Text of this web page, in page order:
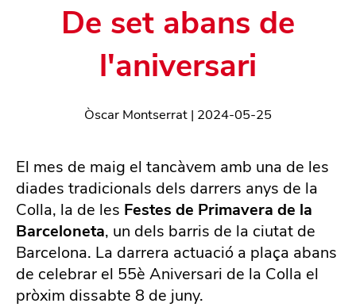
De set abans de
l'aniversari
Òscar Montserrat | 2024-05-25
El mes de maig el tancàvem amb una de les
diades tradicionals dels darrers anys de la
Colla, la de les Festes de Primavera de la
Barceloneta, un dels barris de la ciutat de
Barcelona. La darrera actuació a plaça abans
de celebrar el 55è Aniversari de la Colla el
pròxim dissabte 8 de juny.